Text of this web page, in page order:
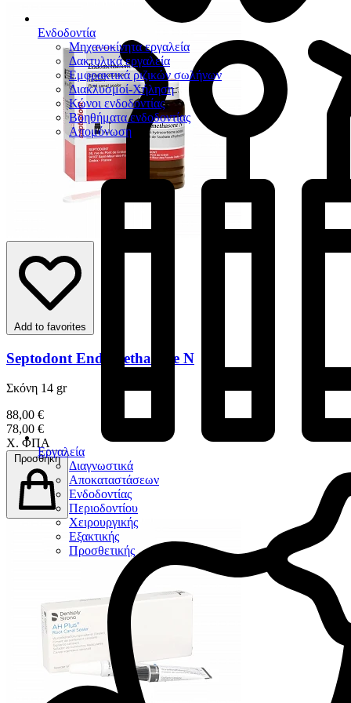
Ενδοδοντία
Μηχανοκίνητα εργαλεία
Δακτυλικά εργαλεία
Εμφρακτικά ριζικών σωλήνων
Διακλυσμοί-Χήληση
Κώνοι ενδοδοντίας
Βοηθήματα ενδοδοντίας
Απομόνωση
Εργαλεία
Διαγνωστικά
Αποκαταστάσεων
Ενδοδοντίας
Περιοδοντίου
Χειρουργικής
Εξακτικής
Προσθετικής
Add to favorites
Septodont Endomethasone N
Σκόνη 14 gr
88,00 €
78,00 €
Χ. ΦΠΑ
Προσθήκη